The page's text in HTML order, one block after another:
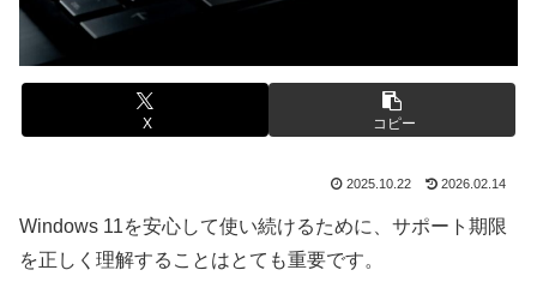
X コピー
2025.10.22 2026.02.14
Windows 11を安心して使い続けるために、サポート期限
を正しく理解することはとても重要です。